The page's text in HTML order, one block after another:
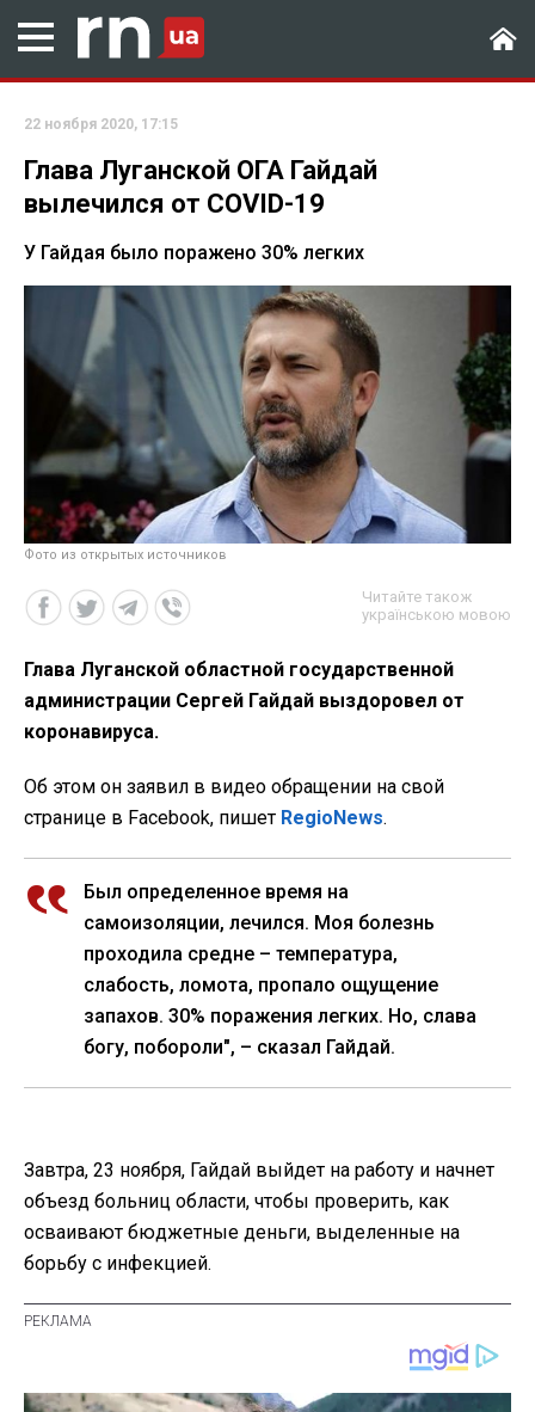
22 ноября 2020, 17:15
Глава Луганской ОГА Гайдай
вылечился от COVID-19
У Гайдая было поражено 30% легких
Фото из открытых источников
Читайте також
українською мовою
Глава Луганской областной государственной
администрации Сергей Гайдай выздоровел от
коронавируса.
Об этом он заявил в видео обращении на свой
странице в Facebook, пишет RegioNews.
Был определенное время на
самоизоляции, лечился. Моя болезнь
проходила средне – температура,
слабость, ломота, пропало ощущение
запахов. 30% поражения легких. Но, слава
богу, побороли", – сказал Гайдай.
Завтра, 23 ноября, Гайдай выйдет на работу и начнет
объезд больниц области, чтобы проверить, как
осваивают бюджетные деньги, выделенные на
борьбу с инфекцией.